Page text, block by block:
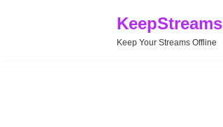
KeepStreams
Keep Your Streams Offline